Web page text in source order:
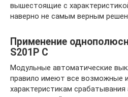
вышестоящие с
наверно не самым верным
Применение
S201P С
Модульные автоматические
правило имеют все возможные
характеристикам